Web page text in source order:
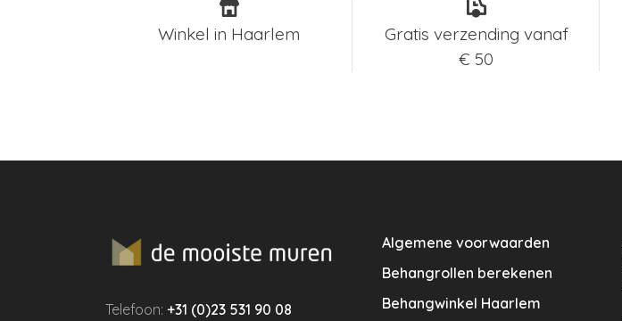
Winkel in Haarlem
Gratis verzending vanaf
€ 50
Telefoon:+31 (0)23 531 90 08
Algemene voorwaarden
Behangrollen berekenen
Behangwinkel Haarlem